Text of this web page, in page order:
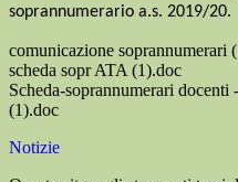
soprannumerario a.s. 2019/20.
comunicazione soprannumerari
scheda sopr ATA (1).doc
Scheda-soprannumerari
(1).doc
Notizie